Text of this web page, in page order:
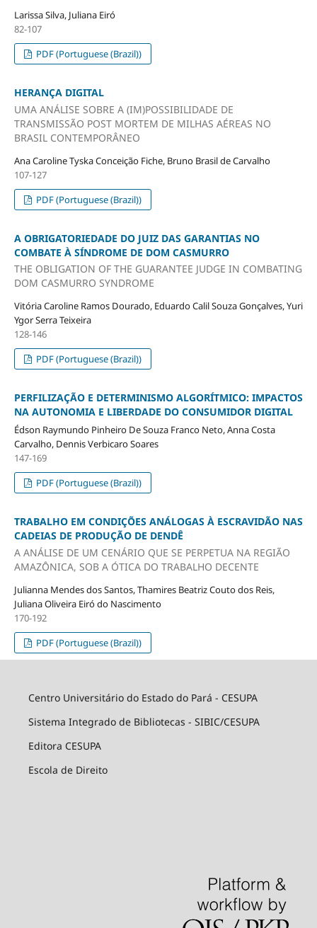
Larissa Silva, Juliana Eiró
82-107
PDF (Portuguese (Brazil))
HERANÇA DIGITAL
UMA ANÁLISE SOBRE A (IM)POSSIBILIDADE DE
TRANSMISSÃO POST MORTEM DE MILHAS AÉREAS NO
BRASIL CONTEMPORÂNEO
Ana Caroline Tyska Conceição Fiche, Bruno Brasil de Carvalho
107-127
PDF (Portuguese (Brazil))
A OBRIGATORIEDADE DO JUIZ DAS GARANTIAS NO
COMBATE À SÍNDROME DE DOM CASMURRO
THE OBLIGATION OF THE GUARANTEE JUDGE IN COMBATING
DOM CASMURRO SYNDROME
Vitória Caroline Ramos Dourado, Eduardo Calil Souza Gonçalves, Yuri
Ygor Serra Teixeira
128-146
PDF (Portuguese (Brazil))
PERFILIZAÇÃO E DETERMINISMO ALGORÍTMICO: IMPACTOS
NA AUTONOMIA E LIBERDADE DO CONSUMIDOR DIGITAL
Édson Raymundo Pinheiro De Souza Franco Neto, Anna Costa
Carvalho, Dennis Verbicaro Soares
147-169
PDF (Portuguese (Brazil))
TRABALHO EM CONDIÇÕES ANÁLOGAS À ESCRAVIDÃO NAS
CADEIAS DE PRODUÇÃO DE DENDÊ
A ANÁLISE DE UM CENÁRIO QUE SE PERPETUA NA REGIÃO
AMAZÔNICA, SOB A ÓTICA DO TRABALHO DECENTE
Julianna Mendes dos Santos, Thamires Beatriz Couto dos Reis,
Juliana Oliveira Eiró do Nascimento
170-192
PDF (Portuguese (Brazil))
Centro Universitário do Estado do Pará - CESUPA
Sistema Integrado de Bibliotecas - SIBIC/CESUPA
Editora CESUPA
Escola de Direito